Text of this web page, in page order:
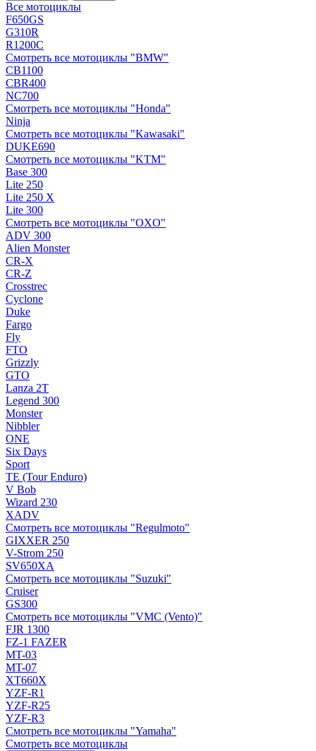
Все мотоциклы
F650GS
G310R
R1200C
Смотреть все мотоциклы "BMW"
CB1100
CBR400
NC700
Смотреть все мотоциклы "Honda"
Ninja
Смотреть все мотоциклы "Kawasaki"
DUKE690
Смотреть все мотоциклы "KTM"
Base 300
Lite 250
Lite 250 X
Lite 300
Смотреть все мотоциклы "OXO"
ADV 300
Alien Monster
CR-X
CR-Z
Crosstrec
Cyclone
Duke
Fargo
Fly
FTO
Grizzly
GTO
Lanza 2T
Legend 300
Monster
Nibbler
ONE
Six Days
Sport
TE (Tour Enduro)
V Bob
Wizard 230
XADV
Смотреть все мотоциклы "Regulmoto"
GIXXER 250
V-Strom 250
SV650XA
Смотреть все мотоциклы "Suzuki"
Cruiser
GS300
Смотреть все мотоциклы "VMC (Vento)"
FJR 1300
FZ-1 FAZER
MT-03
MT-07
XT660X
YZF-R1
YZF-R25
YZF-R3
Смотреть все мотоциклы "Yamaha"
Смотреть все мотоциклы